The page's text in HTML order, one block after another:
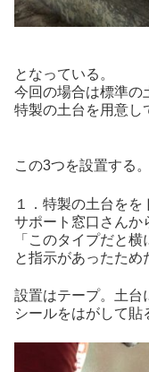
となっている。
今回の場合は標準の
特製の土台を用意し
この3つを設置する。
１．特製の土台をを
サポート窓口さんか
「このタイプだと
と指示があったため
設置はテープ。土台
シールをはがして貼